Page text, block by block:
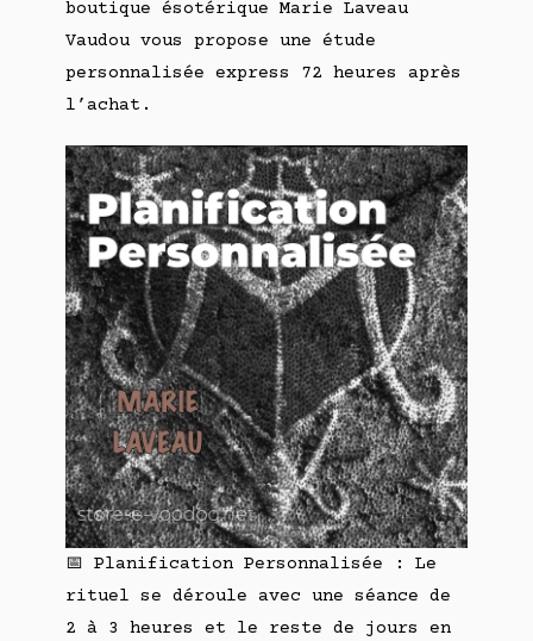
boutique ésotérique Marie Laveau
Vaudou vous propose une étude
personnalisée express 72 heures après
l’achat.
📅 Planification Personnalisée : Le
rituel se déroule avec une séance de
2 à 3 heures et le reste de jours en